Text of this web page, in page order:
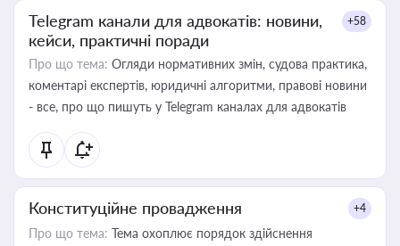
Telegram канали для адвокатів: новини,
кейси, практичні поради
+58
Про що тема: Огляди нормативних змін, судова практика,
коментарі експертів, юридичні алгоритми, правові новини
- все, про що пишуть у Telegram каналах для адвокатів
Конституційне провадження +4
Про що тема: Тема охоплює порядок здійснення